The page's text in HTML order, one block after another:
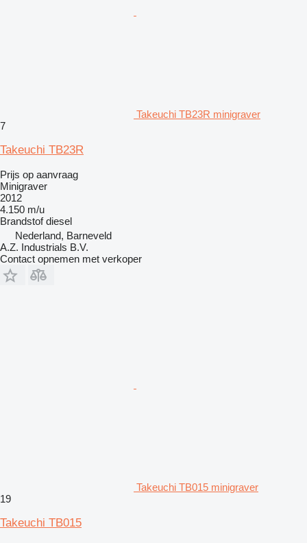
Takeuchi TB23R minigraver
7
Takeuchi TB23R
Prijs op aanvraag
Minigraver
2012
4.150 m/u
Brandstof diesel
Nederland, Barneveld
A.Z. Industrials B.V.
Contact opnemen met verkoper
Takeuchi TB015 minigraver
19
Takeuchi TB015